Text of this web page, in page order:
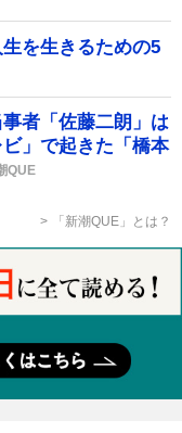
を生きるための5
事者「佐藤二朗」は
」で起きた「橋本
QUE
「新潮QUE」とは？